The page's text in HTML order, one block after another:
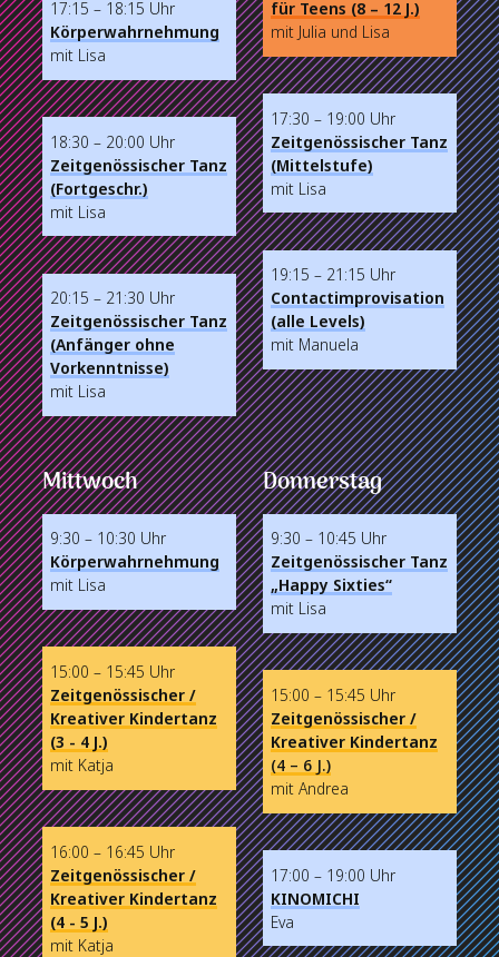
17:15 – 18:15 Uhr
Körperwahrnehmung
mit Lisa
18:30 – 20:00 Uhr
Zeitgenössischer Tanz
(Fortgeschr.)
mit Lisa
20:15 – 21:30 Uhr
Zeitgenössischer Tanz
(Anfänger ohne
Vorkenntnisse)
mit Lisa
für Teens (8 – 12 J.)
mit Julia und Lisa
17:30 – 19:00 Uhr
Zeitgenössischer Tanz
(Mittelstufe)
mit Lisa
19:15 – 21:15 Uhr
Contactimprovisation
(alle Levels)
mit Manuela
Mittwoch
9:30 – 10:30 Uhr
Körperwahrnehmung
mit Lisa
15:00 – 15:45 Uhr
Zeitgenössischer /
Kreativer Kindertanz
(3 - 4 J.)
mit Katja
16:00 – 16:45 Uhr
Zeitgenössischer /
Kreativer Kindertanz
(4 - 5 J.)
mit Katja
Donnerstag
9:30 – 10:45 Uhr
Zeitgenössischer Tanz
„Happy Sixties“
mit Lisa
15:00 – 15:45 Uhr
Zeitgenössischer /
Kreativer Kindertanz
(4 – 6 J.)
mit Andrea
17:00 – 19:00 Uhr
KINOMICHI
Eva